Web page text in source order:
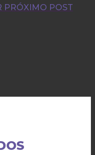
PRÓXIMO POST